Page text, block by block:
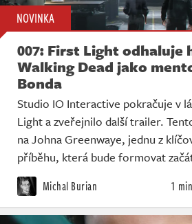
NOVINKA
007: First Light odhaluje
Walking Dead jako
Bonda
Studio IO Interactive pokračuje v
Light a zveřejnilo další trailer.
na Johna Greenwaye, jednu z
příběhu, která bude formovat
Michal Burian 1